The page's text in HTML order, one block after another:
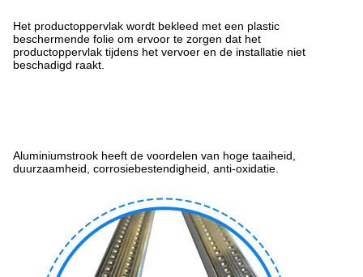
Het productoppervlak wordt bekleed met een plastic
beschermende folie om ervoor te zorgen dat het
productoppervlak tijdens het vervoer en de installatie niet
beschadigd raakt.
Aluminiumstrook heeft de voordelen van hoge taaiheid,
duurzaamheid, corrosiebestendigheid, anti-oxidatie.